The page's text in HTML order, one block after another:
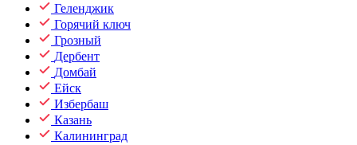
Геленджик
Горячий ключ
Грозный
Дербент
Домбай
Ейск
Избербаш
Казань
Калининград